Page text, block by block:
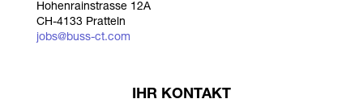
Hohenrainstrasse 12A
CH-4133 Pratteln
jobs@buss-ct.com
IHR KONTAKT